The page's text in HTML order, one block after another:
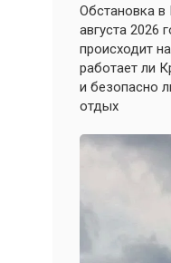
Обстановка
августа 2026
происходит
работает ли
и безопасно
отдых